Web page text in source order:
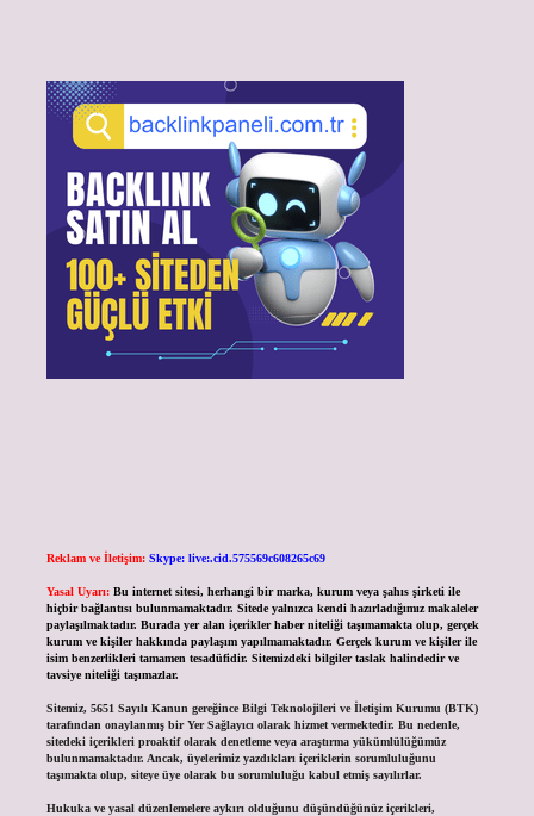
Reklam ve İletişim: Skype: live:.cid.575569c608265c69
Yasal Uyarı: Bu internet sitesi, herhangi bir marka, kurum veya şahıs şirketi ile
hiçbir bağlantısı bulunmamaktadır. Sitede yalnızca kendi hazırladığımız makaleler
paylaşılmaktadır. Burada yer alan içerikler haber niteliği taşımamakta olup, gerçek
kurum ve kişiler hakkında paylaşım yapılmamaktadır. Gerçek kurum ve kişiler ile
isim benzerlikleri tamamen tesadüfidir. Sitemizdeki bilgiler taslak halindedir ve
tavsiye niteliği taşımazlar.
Sitemiz, 5651 Sayılı Kanun gereğince Bilgi Teknolojileri ve İletişim Kurumu (BTK)
tarafından onaylanmış bir Yer Sağlayıcı olarak hizmet vermektedir. Bu nedenle,
sitedeki içerikleri proaktif olarak denetleme veya araştırma yükümlülüğümüz
bulunmamaktadır. Ancak, üyelerimiz yazdıkları içeriklerin sorumluluğunu
taşımakta olup, siteye üye olarak bu sorumluluğu kabul etmiş sayılırlar.
Hukuka ve yasal düzenlemelere aykırı olduğunu düşündüğünüz içerikleri,